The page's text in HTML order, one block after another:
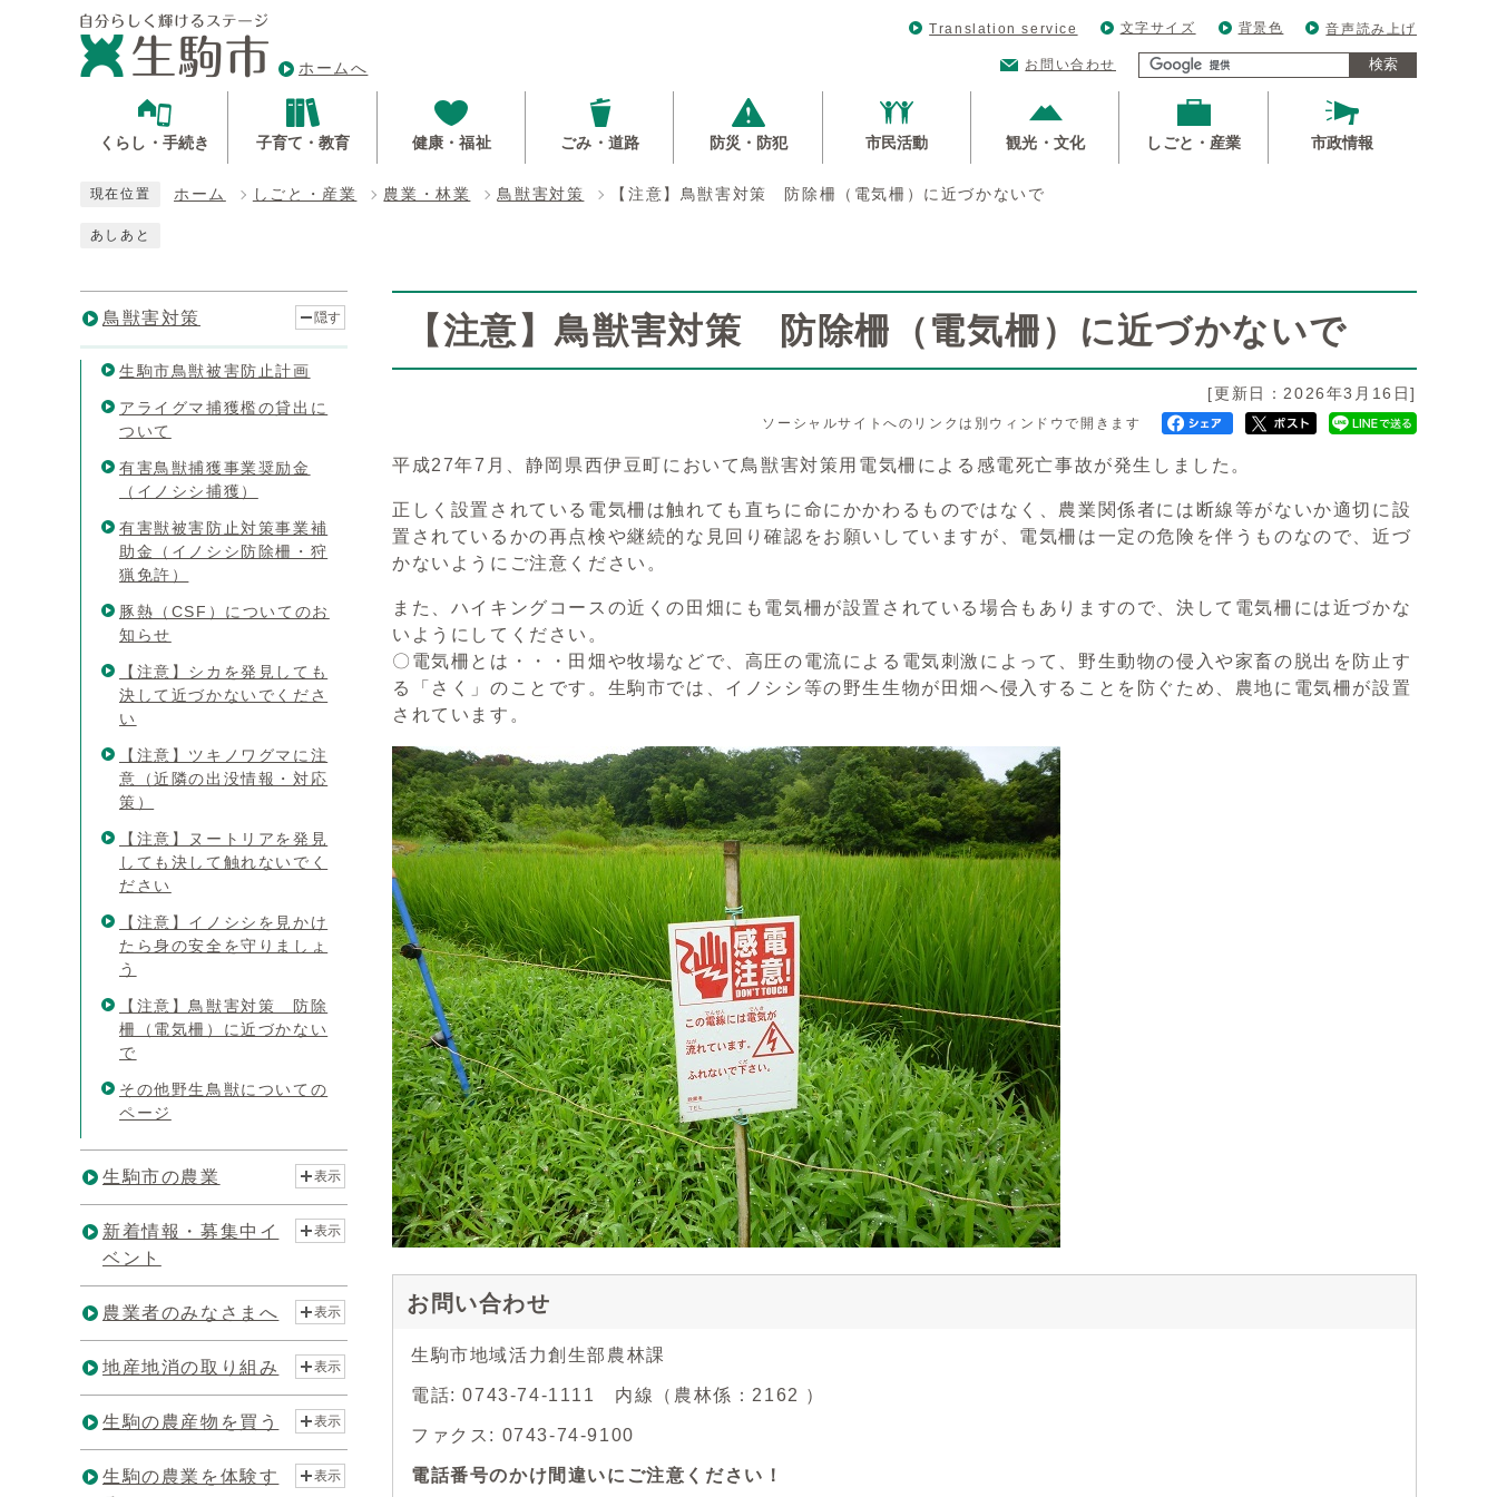
ホームへ
Translation service 文字サイズ 背景色 音声読み上げ
お問い合わせ 検索
くらし・手続き 子育て・教育 健康・福祉 ごみ・道路 防災・防犯 市民活動 観光・文化 しごと・産業 市政情報
現在位置 ホーム しごと・産業 農業・林業 鳥獣害対策 【注意】鳥獣害対策 防除柵（電気柵）に近づかないで
あしあと
【注意】鳥獣害対策 防除柵（電気柵）に近づかないで
[更新日：2026年3月16日]
ソーシャルサイトへのリンクは別ウィンドウで開きます
平成27年7月、静岡県西伊豆町において鳥獣害対策用電気柵による感電死亡事故が発生しました。
正しく設置されている電気柵は触れても直ちに命にかかわるものではなく、農業関係者には断線等がないか適切に設
置されているかの再点検や継続的な見回り確認をお願いしていますが、電気柵は一定の危険を伴うものなので、近づ
かないようにご注意ください。
また、ハイキングコースの近くの田畑にも電気柵が設置されている場合もありますので、決して電気柵には近づかな
いようにしてください。
〇電気柵とは・・・田畑や牧場などで、高圧の電流による電気刺激によって、野生動物の侵入や家畜の脱出を防止す
る「さく」のことです。生駒市では、イノシシ等の野生生物が田畑へ侵入することを防ぐため、農地に電気柵が設置
されています。
お問い合わせ
生駒市地域活力創生部農林課
電話: 0743-74-1111 内線（農林係：2162 ）
ファクス: 0743-74-9100
電話番号のかけ間違いにご注意ください！
鳥獣害対策 隠す
生駒市鳥獣被害防止計画
アライグマ捕獲檻の貸出に
ついて
有害鳥獣捕獲事業奨励金
（イノシシ捕獲）
有害獣被害防止対策事業補
助金（イノシシ防除柵・狩
猟免許）
豚熱（CSF）についてのお
知らせ
【注意】シカを発見しても
決して近づかないでくださ
い
【注意】ツキノワグマに注
意（近隣の出没情報・対応
策）
【注意】ヌートリアを発見
しても決して触れないでく
ださい
【注意】イノシシを見かけ
たら身の安全を守りましょ
う
【注意】鳥獣害対策 防除
柵（電気柵）に近づかない
で
その他野生鳥獣についての
ページ
生駒市の農業 表示
新着情報・募集中イ
ベント
表示
農業者のみなさまへ 表示
地産地消の取り組み 表示
生駒の農産物を買う 表示
生駒の農業を体験す
表示